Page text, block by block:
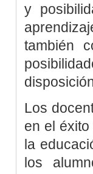
y
también
Los
en el
la
los